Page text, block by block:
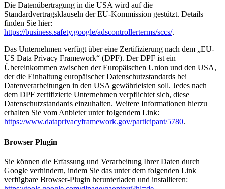
Die Datenübertragung in die USA wird auf die
Standardvertragsklauseln der EU-Kommission gestützt. Details
finden Sie hier:
https://business.safety.google/adscontrollerterms/sccs/.
Das Unternehmen verfügt über eine Zertifizierung nach dem „EU-
US Data Privacy Framework“ (DPF). Der DPF ist ein
Übereinkommen zwischen der Europäischen Union und den USA,
der die Einhaltung europäischer Datenschutzstandards bei
Datenverarbeitungen in den USA gewährleisten soll. Jedes nach
dem DPF zertifizierte Unternehmen verpflichtet sich, diese
Datenschutzstandards einzuhalten. Weitere Informationen hierzu
erhalten Sie vom Anbieter unter folgendem Link:
https://www.dataprivacyframework.gov/participant/5780.
Browser Plugin
Sie können die Erfassung und Verarbeitung Ihrer Daten durch
Google verhindern, indem Sie das unter dem folgenden Link
verfügbare Browser-Plugin herunterladen und installieren: